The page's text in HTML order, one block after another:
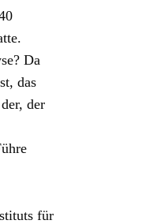
Da
das
der
für